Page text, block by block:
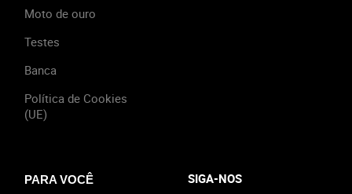
Moto de ouro
Testes
Banca
Política de Cookies
(UE)
PARA VOCÊ SIGA-NOS